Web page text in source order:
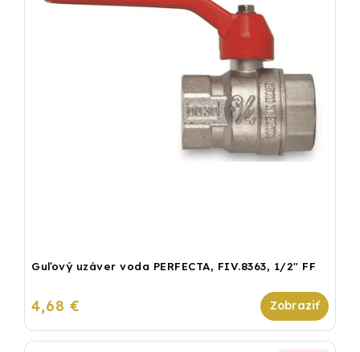
Guľový uzáver voda PERFECTA, FIV.8363, 1/2" FF
4,68 €